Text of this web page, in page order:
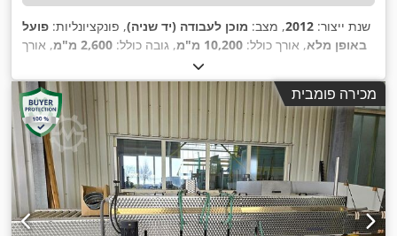
שנת ייצור: 2012, מצב: מוכן לעבודה (יד שניה), פונקציונליות: פועל
באופן מלא, אורך כולל: 10,200 מ"מ , גובה כולל: 2,600 מ"מ
, אורך
חומר העבודה (מקסימום):
מכירה פומבית